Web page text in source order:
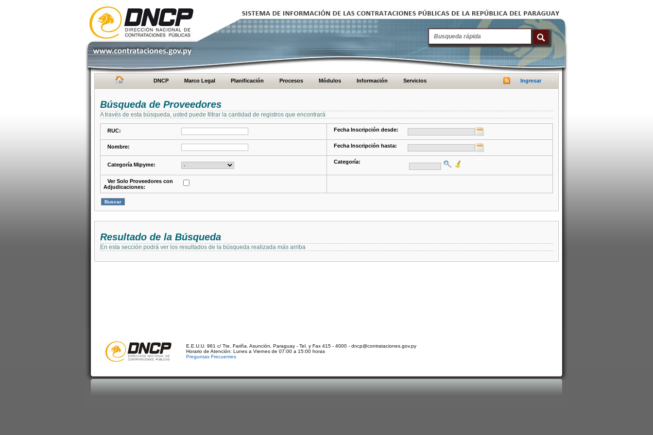
DNCP Marco Legal Planificación Procesos Módulos Información Servicios Ingresar
Búsqueda de Proveedores
A través de esta búsqueda, usted puede filtrar la cantidad de registros que encontrará
RUC: Fecha Inscripción desde:
Nombre: Fecha Inscripción hasta:
Categoría Mipyme: Categoría:
Ver Solo Proveedores con
Adjudicaciones:
Resultado de la Búsqueda
En esta sección podrá ver los resultados de la búsqueda realizada más arriba
E.E.U.U. 961 c/ Tte. Fariña. Asunción, Paraguay - Tel. y Fax 415 - 4000 - dncp@contrataciones.gov.py
Horario de Atención: Lunes a Viernes de 07:00 a 15:00 horas
Preguntas Frecuentes